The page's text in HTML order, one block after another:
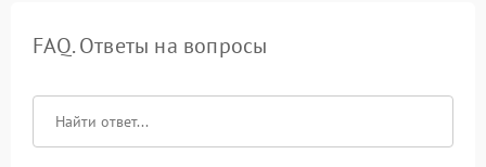
FAQ. Ответы на вопросы